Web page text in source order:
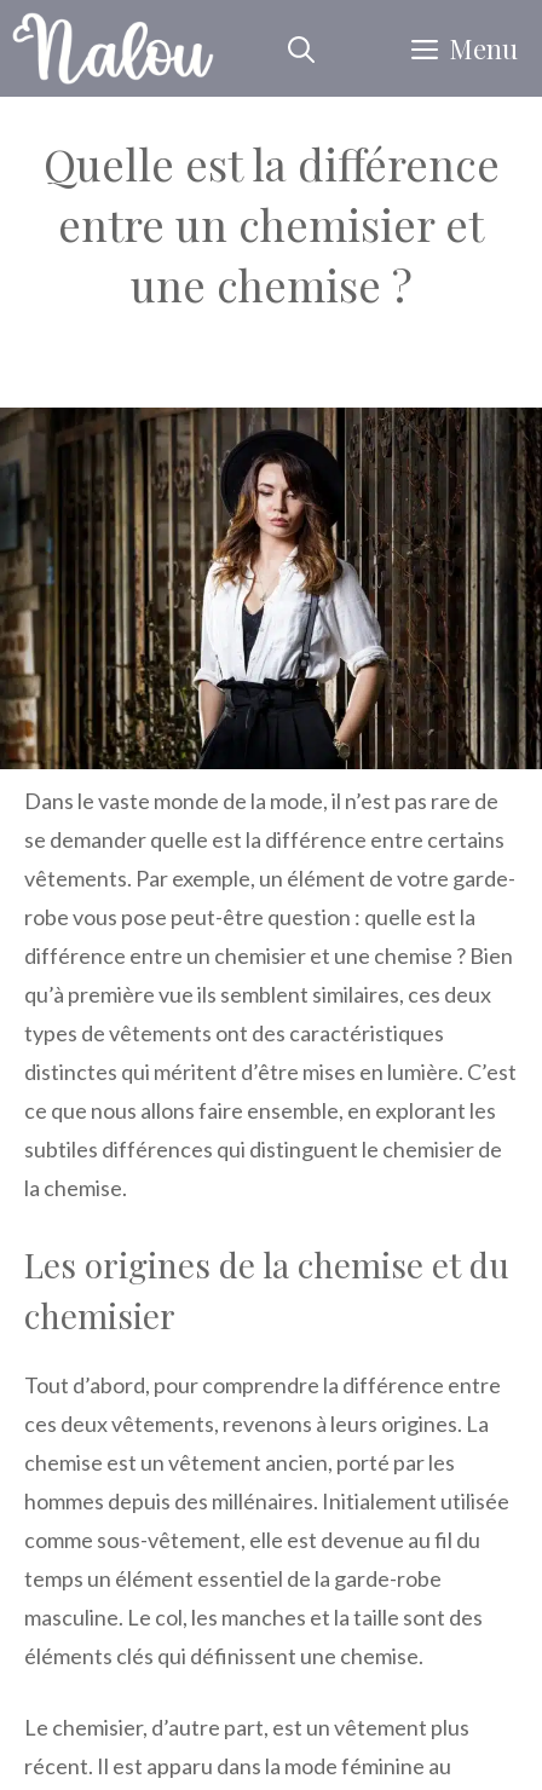
Aller
contenu
Menu
Quelle est la différence
entre un chemisier et
une chemise ?
Dans le vaste monde de la mode, il n’est pas rare de
se demander quelle est la différence entre certains
vêtements. Par exemple, un élément de votre garde-
robe vous pose peut-être question : quelle est la
différence entre un chemisier et une chemise ? Bien
qu’à première vue ils semblent similaires, ces deux
types de vêtements ont des caractéristiques
distinctes qui méritent d’être mises en lumière. C’est
ce que nous allons faire ensemble, en explorant les
subtiles différences qui distinguent le chemisier de
la chemise.
Les origines de la chemise et du
chemisier
Tout d’abord, pour comprendre la différence entre
ces deux vêtements, revenons à leurs origines. La
chemise est un vêtement ancien, porté par les
hommes depuis des millénaires. Initialement utilisée
comme sous-vêtement, elle est devenue au fil du
temps un élément essentiel de la garde-robe
masculine. Le col, les manches et la taille sont des
éléments clés qui définissent une chemise.
Le chemisier, d’autre part, est un vêtement plus
récent. Il est apparu dans la mode féminine au